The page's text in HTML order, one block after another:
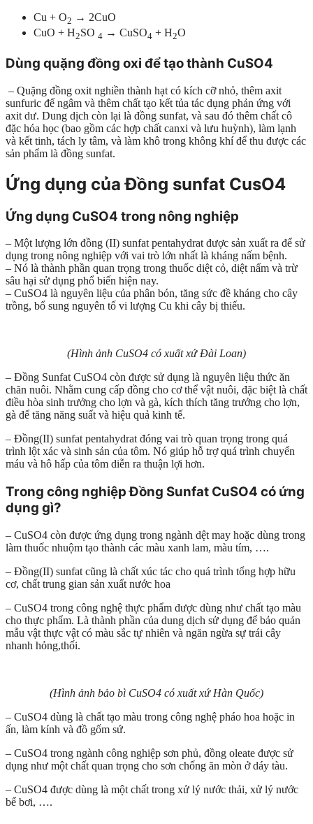
Cu + O2 → 2CuO
CuO + H2SO 4 → CuSO4 + H2O
Dùng quặng đồng oxi để tạo thành CuSO4
– Quặng đồng oxit nghiền thành hạt có kích cỡ nhỏ, thêm axit
sunfuric để ngâm và thêm chất tạo kết tủa tác dụng phản ứng với
axit dư. Dung dịch còn lại là đồng sunfat, và sau đó thêm chất cô
đặc hóa học (bao gồm các hợp chất canxi và lưu huỳnh), làm lạnh
và kết tinh, tách ly tâm, và làm khô trong không khí để thu được các
sản phẩm là đồng sunfat.
Ứng dụng của Đồng sunfat CusO4
Ứng dụng CuSO4 trong nông nghiệp
– Một lượng lớn đồng (II) sunfat pentahydrat được sản xuất ra để sử
dụng trong nông nghiệp với vai trò lớn nhất là kháng nấm bệnh.
– Nó là thành phần quan trọng trong thuốc diệt cỏ, diệt nấm và trừ
sâu hại sử dụng phổ biến hiện nay.
– CuSO4 là nguyên liệu của phân bón, tăng sức đề kháng cho cây
trồng, bổ sung nguyên tố vi lượng Cu khi cây bị thiếu.
(Hình ảnh CuSO4 có xuất xứ Đài Loan)
– Đồng Sunfat CuSO4 còn được sử dụng là nguyên liệu thức ăn
chăn nuôi. Nhằm cung cấp đồng cho cơ thể vật nuôi, đặc biệt là chất
điều hòa sinh trưởng cho lợn và gà, kích thích tăng trưởng cho lợn,
gà để tăng năng suất và hiệu quả kinh tế.
– Đồng(II) sunfat pentahydrat đóng vai trò quan trọng trong quá
trình lột xác và sinh sản của tôm. Nó giúp hỗ trợ quá trình chuyển
máu và hô hấp của tôm diễn ra thuận lợi hơn.
Trong công nghiệp Đồng Sunfat CuSO4 có ứng
dụng gì?
– CuSO4 còn được ứng dụng trong ngành dệt may hoặc dùng trong
làm thuốc nhuộm tạo thành các màu xanh lam, màu tím, ….
– Đồng(II) sunfat cũng là chất xúc tác cho quá trình tổng hợp hữu
cơ, chất trung gian sản xuất nước hoa
– CuSO4 trong công nghệ thực phẩm được dùng như chất tạo màu
cho thực phẩm. Là thành phần của dung dịch sử dụng để bảo quản
mẫu vật thực vật có màu sắc tự nhiên và ngăn ngừa sự trái cây
nhanh hỏng,thối.
(Hình ảnh bảo bì CuSO4 có xuất xứ Hàn Quốc)
– CuSO4 dùng là chất tạo màu trong công nghệ pháo hoa hoặc in
ấn, làm kính và đồ gốm sứ.
– CuSO4 trong ngành công nghiệp sơn phủ, đồng oleate được sử
dụng như một chất quan trọng cho sơn chống ăn mòn ở dáy tàu.
– CuSO4 được dùng là một chất trong xử lý nước thải, xử lý nước
bể bơi, ….